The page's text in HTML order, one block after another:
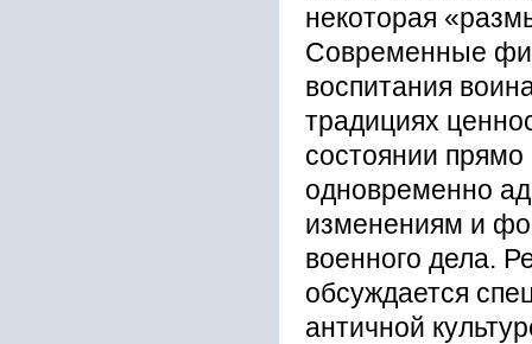
некоторая
Современные
воспитания
традициях
состоянии
одновременно
изменениям и
военного дела.
обсуждается
античной